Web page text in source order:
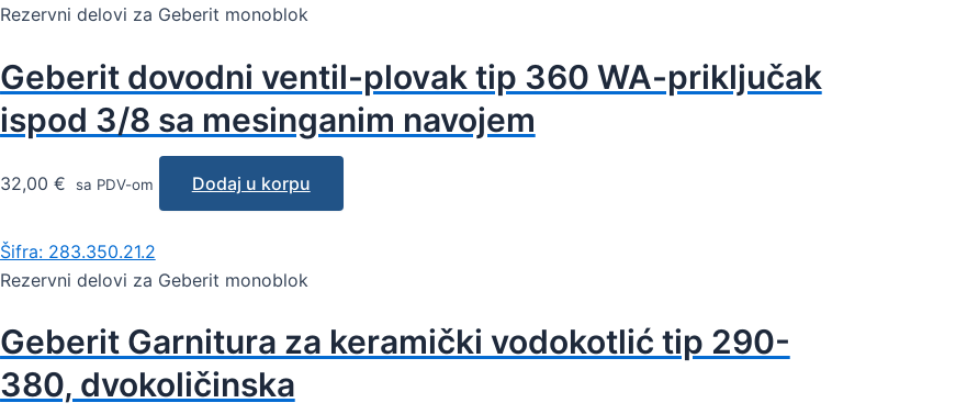
Rezervni delovi za Geberit monoblok
Geberit dovodni ventil-plovak tip 360 WA-priključak
ispod 3/8 sa mesinganim navojem
32,00 € sa PDV-om Dodaj u korpu
Šifra: 283.350.21.2
Rezervni delovi za Geberit monoblok
Geberit Garnitura za keramički vodokotlić tip 290-
380, dvokoličinska